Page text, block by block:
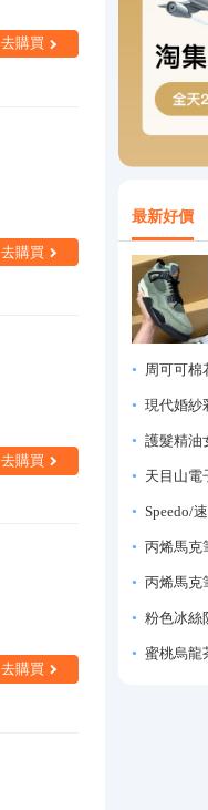
去購買
去購買
去購買
去購買
最新好價
周可可棉